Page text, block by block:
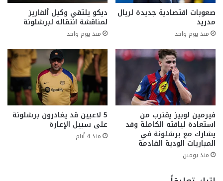
صعوبات اقتصادية جديدة لريال
مدريد
منذ يوم واحد
ديكو يلتقي وكيل ألفاريز
لمناقشة انتقاله لبرشلونة
منذ يوم واحد
فيرمين لوبيز يقترب من
استعادة لياقته الكاملة وقد
يشارك مع برشلونة في
المباريات الودية القادمة
منذ يومين
5 لاعبين قد يغادرون برشلونة
على سبيل الإعارة
منذ 4 أيام